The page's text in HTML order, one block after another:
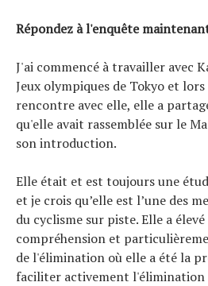
Répondez à l'enquête
J'ai commencé à travailler avec
Jeux olympiques de Tokyo et
rencontre avec elle, elle a
qu'elle avait rassemblée sur le
son introduction.
Elle était et est toujours une
et je crois qu’elle est l’une des
du cyclisme sur piste. Elle a
compréhension et
de l'élimination où elle a été la
faciliter activement l'élimination